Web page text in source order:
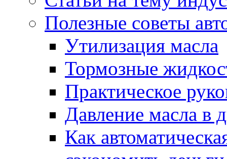
Полезные советы
Утилизация масла
Тормозные
Практическое
Давление масла в
Как